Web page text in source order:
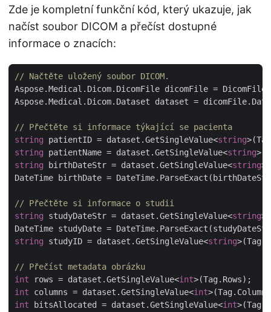
Zde je kompletní funkční kód, který ukazuje, jak
načíst soubor DICOM a přečíst dostupné
informace o znacích:
// Načtěte uložený soubor DICOM.
Aspose.Medical.Dicom.DicomFile dicomFile =
// Přečtěte si informace týkající se pacienta
string patientID = dataset.GetSingleValue<string
string patientName = dataset.GetSingleValue<string
string birthDateStr = dataset.GetSingleValue<string
DateTime birthDate =
// Přečtěte si informace o studii
string studyDateStr = dataset.GetSingleValue<string
DateTime studyDate =
string studyID = dataset.GetSingleValue<string
// Přečíst metadata obrázku
int rows = dataset.GetSingleValue<int
int columns = dataset.GetSingleValue<int
int bitsAllocated = dataset.GetSingleValue<int